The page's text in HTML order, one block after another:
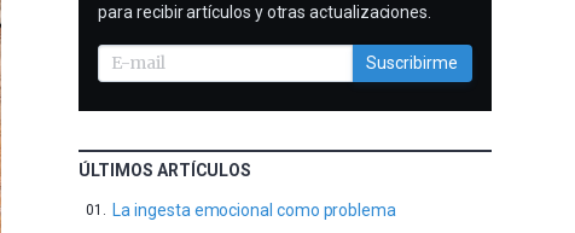
para recibir artículos y otras actualizaciones.
Suscribirme
ÚLTIMOS ARTÍCULOS
La ingesta emocional como problema